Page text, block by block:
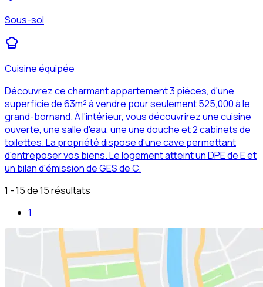
Sous-sol
Cuisine équipée
Découvrez ce charmant appartement 3 pièces, d'une
superficie de 63m² à vendre pour seulement 525,000 à le
grand-bornand. À l'intérieur, vous découvrirez une cuisine
ouverte, une salle d'eau, une une douche et 2 cabinets de
toilettes. La propriété dispose d'une cave permettant
d'entreposer vos biens. Le logement atteint un DPE de E et
un bilan d'émission de GES de C.
1 - 15 de 15 résultats
1